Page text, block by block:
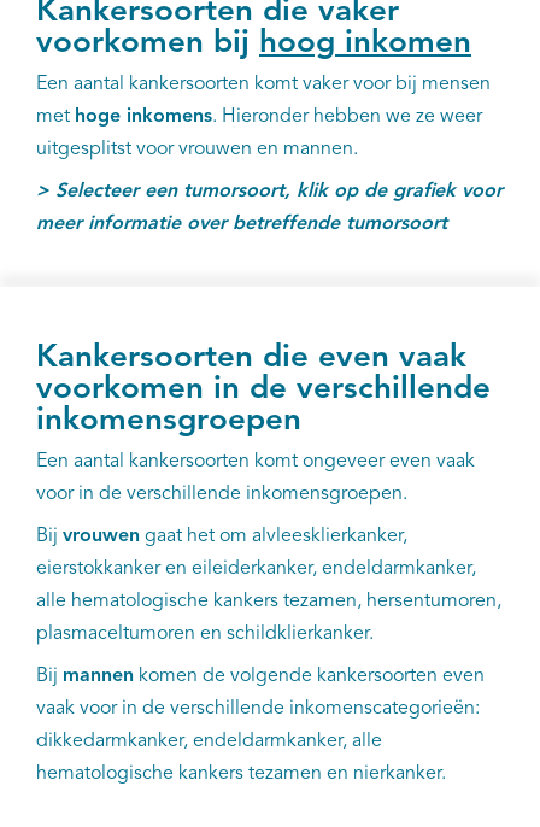
Kankersoorten die vaker
voorkomen bij hoog inkomen
Een aantal kankersoorten komt vaker voor bij mensen
met hoge inkomens. Hieronder hebben we ze weer
uitgesplitst voor vrouwen en mannen.
> Selecteer een tumorsoort, klik op de grafiek voor
meer informatie over betreffende tumorsoort
Kankersoorten die even vaak
voorkomen in de verschillende
inkomensgroepen
Een aantal kankersoorten komt ongeveer even vaak
voor in de verschillende inkomensgroepen.
Bij vrouwen gaat het om alvleesklierkanker,
eierstokkanker en eileiderkanker, endeldarmkanker,
alle hematologische kankers tezamen, hersentumoren,
plasmaceltumoren en schildklierkanker.
Bij mannen komen de volgende kankersoorten even
vaak voor in de verschillende inkomenscategorieën:
dikkedarmkanker, endeldarmkanker, alle
hematologische kankers tezamen en nierkanker.